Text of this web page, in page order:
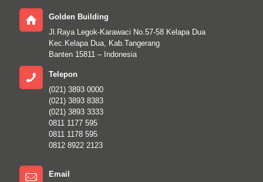
Golden Building
Jl.Raya Legok-Karawaci No.57-58 Kelapa Dua
Kec.Kelapa Dua, Kab.Tangerang
Banten 15811 – Indonesia
Telepon
(021) 3893 0000
(021) 3893 8383
(021) 3893 3333
0811 1177 595
0811 1178 595
0812 8922 2123
Email